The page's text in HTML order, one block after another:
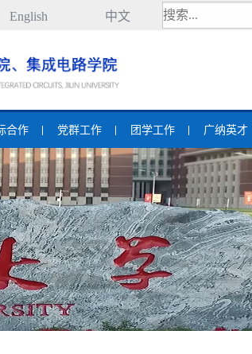
English 中文
合作 党群工作 团学工作 广纳英才